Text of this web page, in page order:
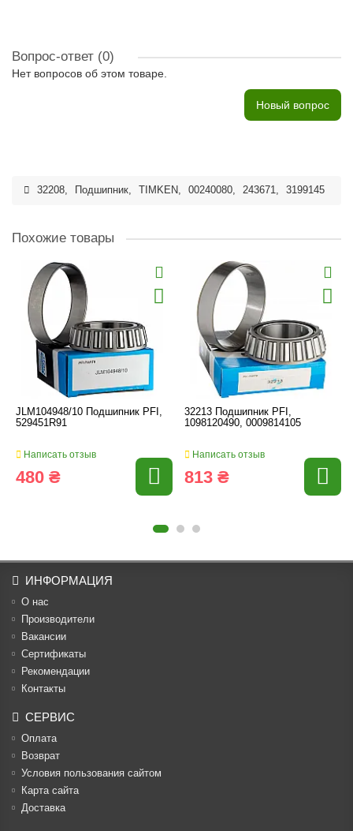
Вопрос-ответ (0)
Нет вопросов об этом товаре.
Новый вопрос
32208, Подшипник, TIMKEN, 00240080, 243671, 3199145
Похожие товары
JLM104948/10 Подшипник PFI,
529451R91
Написать отзыв
480 ₴
32213 Подшипник PFI,
1098120490, 0009814105
Написать отзыв
813 ₴
ИНФОРМАЦИЯ
О нас
Производители
Вакансии
Cертификаты
Рекомендации
Контакты
СЕРВИС
Оплата
Возврат
Условия пользования сайтом
Карта сайта
Доставка